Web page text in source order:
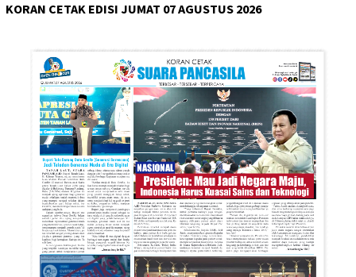
KORAN CETAK EDISI JUMAT 07 AGUSTUS 2026